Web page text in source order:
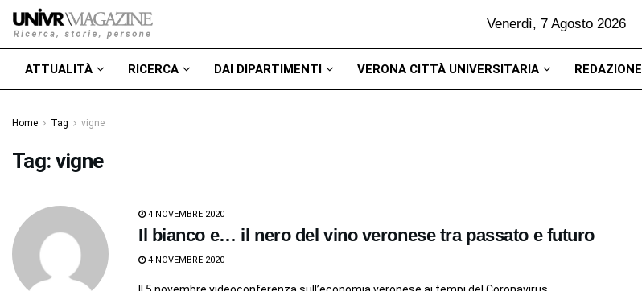
Venerdì, 7 Agosto 2026
ATTUALITÀ RICERCA DAI DIPARTIMENTI VERONA CITTÀ UNIVERSITARIA REDAZIONE
Home Tag vigne
Tag:vigne
4 NOVEMBRE 2020
Il bianco e… il nero del vino veronese tra passato e futuro
4 NOVEMBRE 2020